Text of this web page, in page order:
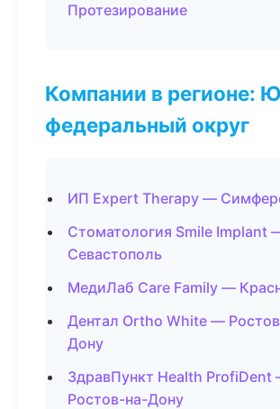
Протезирование
Компании в регионе:
федеральный округ
ИП Expert Therapy —
Стоматология Smile Implant
Севастополь
МедиЛаб Care Family —
Дентал Ortho White —
Дону
ЗдравПункт Health ProfiDent
Ростов-на-Дону